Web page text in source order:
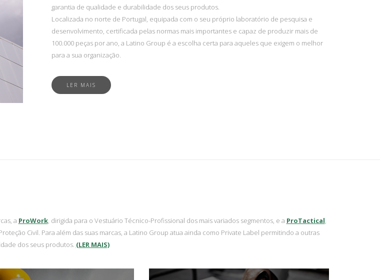
garantia de qualidade e durabilidade dos seus produtos.
Localizada no norte de Portugal, equipada com o seu próprio laboratório de pesquisa e
desenvolvimento, certificada pelas normas mais importantes e capaz de produzir mais de
100.000 peças por ano, a Latino Group é a escolha certa para aqueles que exigem o melhor
para a sua organização.
LER MAIS
a ProWork, dirigida para o Vestuário Técnico-Profissional dos mais variados segmentos, e a ProTactical,
Civil. Para além das suas marcas, a Latino Group atua ainda como Private Label permitindo a outras
dos seus produtos. (LER MAIS)